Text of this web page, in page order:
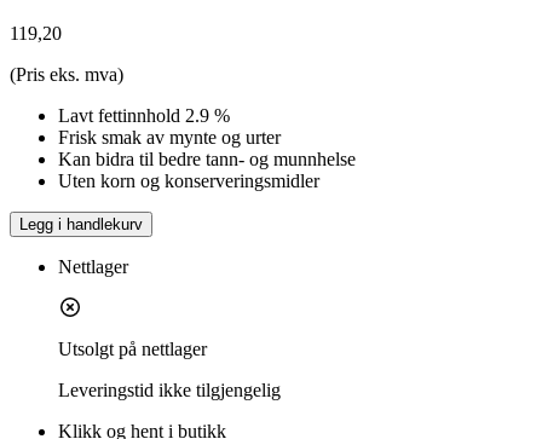
119,20
(Pris eks. mva)
Lavt fettinnhold 2.9 %
Frisk smak av mynte og urter
Kan bidra til bedre tann- og munnhelse
Uten korn og konserveringsmidler
Legg i handlekurv
Nettlager
Utsolgt på nettlager
Leveringstid ikke tilgjengelig
Klikk og hent i butikk